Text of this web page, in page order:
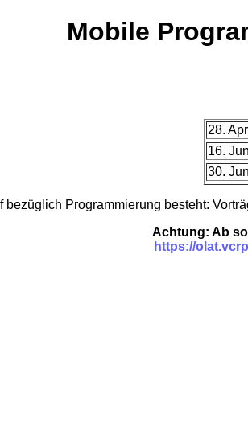
Mobile
28.
16.
30.
bezüglich Programmierung besteht:
Achtung: Ab
https://